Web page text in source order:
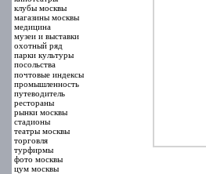
клубы москвы
магазины москвы
медицина
музеи и выставки
охотный ряд
парки культуры
посольства
почтовые индексы
промышленность
путеводитель
рестораны
рынки москвы
стадионы
театры москвы
торговля
турфирмы
фото москвы
цум москвы